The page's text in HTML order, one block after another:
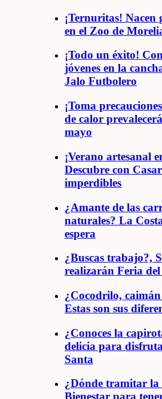
¡Ternuritas! Nacen
en el Zoo de
¡Todo un éxito!
jóvenes en la
Jalo Futbolero
¡Toma
de calor
mayo
¡Verano artesanal
Descubre con
imperdibles
¿Amante de las
naturales? La
espera
¿Buscas trabajo?,
realizarán Feria
¿Cocodrilo,
Estas son sus
¿Conoces la
delicia para
Santa
¿Dónde tramitar